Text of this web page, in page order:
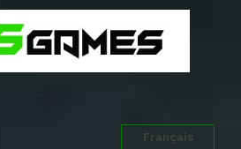
Français